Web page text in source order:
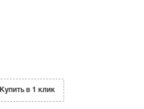
Купить в 1 клик